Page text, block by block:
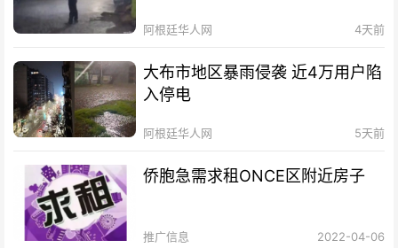
阿根廷华人网 4天前
大布市地区暴雨侵袭 近4万用户陷
入停电
阿根廷华人网 5天前
侨胞急需求租ONCE区附近房子
推广信息 2022-04-06